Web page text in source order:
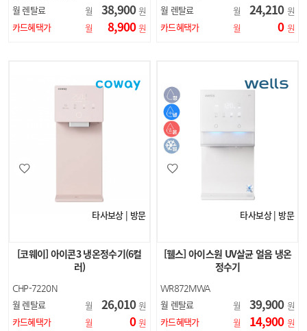
월 렌탈료 월 38,900 원
카드혜택가
월 8,900 원
월 렌탈료 월 24,210 원
카드혜택가
월 0 원
타사보상 | 방문
[코웨이] 아이콘3 냉온정수기(6컬
러)
CHP-7220N
월 렌탈료 월 26,010 원
카드혜택가
월 0 원
타사보상 | 방문
[웰스] 아이스원 UV살균 얼음 냉온
정수기
WR872MWA
월 렌탈료 월 39,900 원
카드혜택가
월 14,900 원